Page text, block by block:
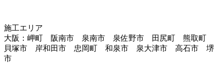
施工エリア
大阪：岬町 阪南市 泉南市 泉佐野市 田尻町 熊取町
貝塚市 岸和田市 忠岡町 和泉市 泉大津市 高石市 堺
市